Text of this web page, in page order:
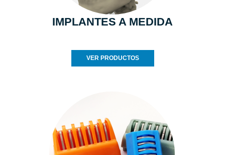
IMPLANTES A MEDIDA
VER PRODUCTOS